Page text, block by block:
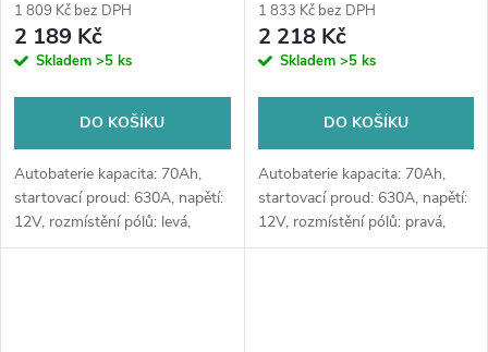
výkup staré baterie při doručení
nebo v prodejně Jinočany
1 809 Kč bez DPH
2 189 Kč
Skladem >5 ks
DO KOŠÍKU
Autobaterie kapacita: 70Ah,
startovací proud: 630A, napětí:
12V, rozmístění pólů: levá,
rozměry: 254 x 175 x 220,
výkup staré baterie při doručení
nebo v prodejně Jinočany
1 833 Kč bez DPH
2 218 Kč
Skladem >5 ks
DO KOŠÍKU
Autobaterie kapacita: 70Ah,
startovací proud: 630A, napětí:
12V, rozmístění pólů: pravá,
rozměry: 261 x 175 x 220,